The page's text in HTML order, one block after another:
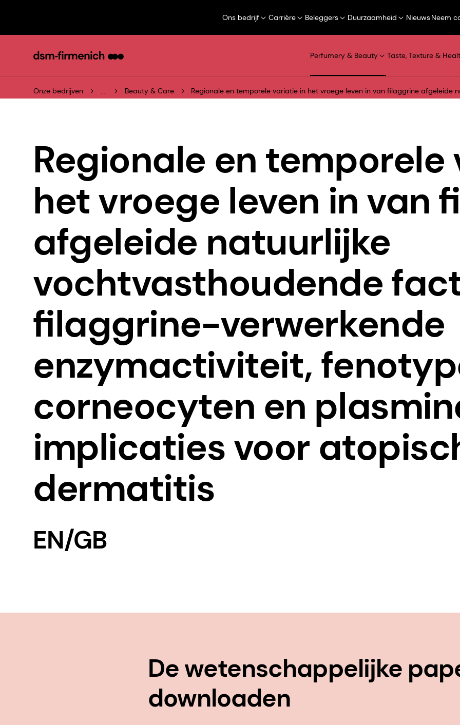
Ons bedrijf Carrière Beleggers Duurzaamheid NieuwsNeem
Perfumery & Beauty Taste, Texture &
Onze bedrijven ... Beauty & Care Regionale en temporele variatie in het vroege leven in van ﬁlaggrine
Regionale en
het vroege leven in van
afgeleide natuurlijke
vochtvasthoudende
ﬁlaggrine-verwerkende
enzymactiviteit,
corneocyten en
implicaties voor
dermatitis
EN/GB
De wetenschappelijke
downloaden